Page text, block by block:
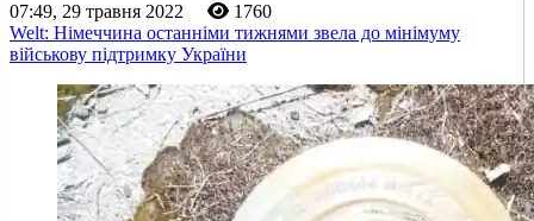
07:49, 29 травня 2022
1760
Welt: Німеччина останніми тижнями звела до мінімуму
військову підтримку України